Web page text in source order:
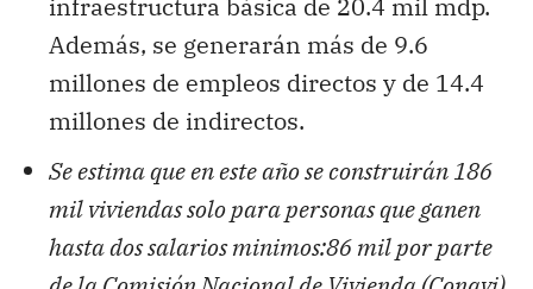
Además, se generarán más de 9.6
millones de empleos directos y de 14.4
millones de indirectos.
Se estima que en este año se construirán 186
mil viviendas solo para personas que ganen
hasta dos salarios minimos:86 mil por parte